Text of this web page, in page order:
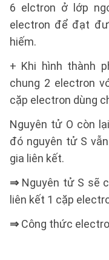
6 elctron ở lớp
electron để đạt
hiếm.
+ Khi hình thành
chung 2 electron
cặp electron dùng
Nguyên tử O còn
đó nguyên tử S
gia liên kết.
⇒ Nguyên tử S sẽ
liên kết 1 cặp
⇒ Công thức